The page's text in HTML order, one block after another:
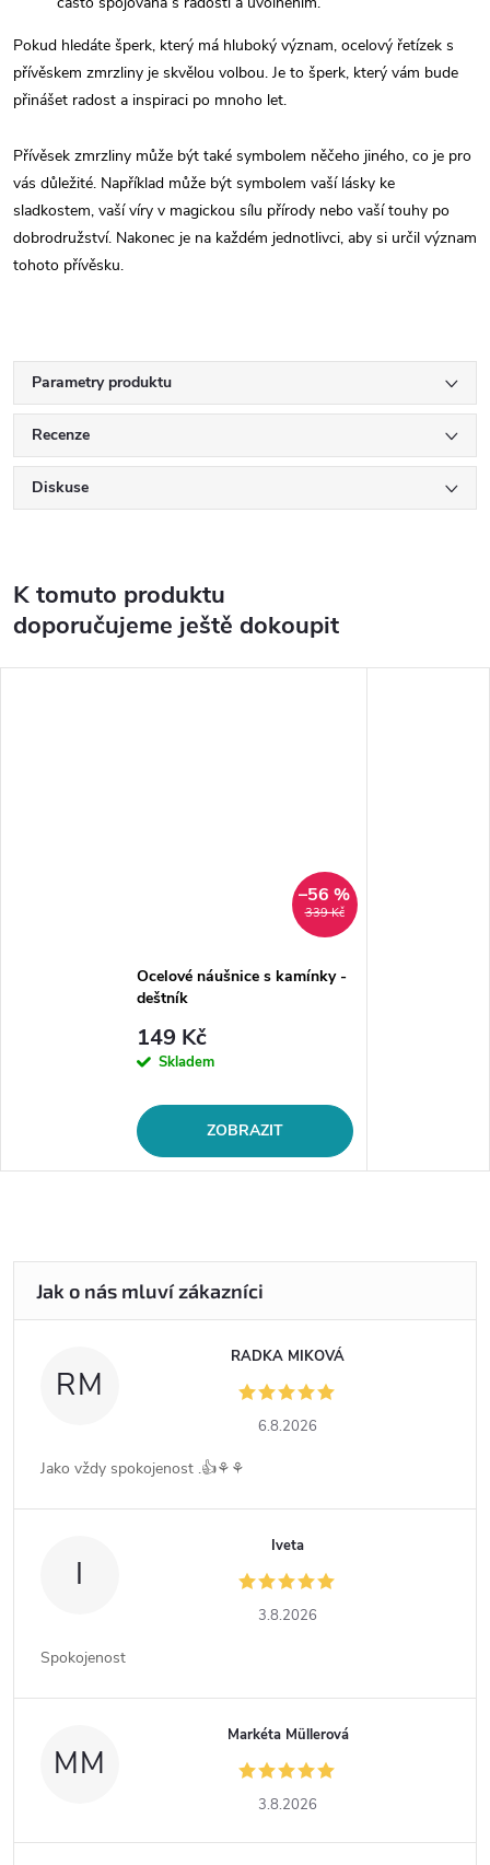
Pokud hledáte šperk, který má hluboký význam, ocelový řetízek s
přívěskem zmrzliny je skvělou volbou. Je to šperk, který vám bude
přinášet radost a inspiraci po mnoho let.
Přívěsek zmrzliny může být také symbolem něčeho jiného, co je pro
vás důležité. Například může být symbolem vaší lásky ke
sladkostem, vaší víry v magickou sílu přírody nebo vaší touhy po
dobrodružství. Nakonec je na každém jednotlivci, aby si určil význam
tohoto přívěsku.
Parametry produktu
Recenze
Diskuse
K tomuto produktu
doporučujeme ještě dokoupit
339 Kč
–56 %
Ocelové náušnice s kamínky -
deštník
149 Kč
Skladem
ZOBRAZIT
RM
RADKA MIKOVÁ
6.8.2026
Jako vždy spokojenost .👍⚘️⚘️
I
Iveta
3.8.2026
Spokojenost
MM
Markéta Müllerová
3.8.2026